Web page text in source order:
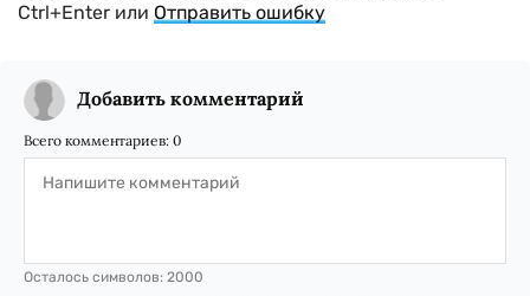
Ctrl+Enter или Отправить ошибку
Добавить комментарий
Всего комментариев: 0
Осталось символов: 2000